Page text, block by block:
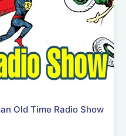
Old Time Radio Show